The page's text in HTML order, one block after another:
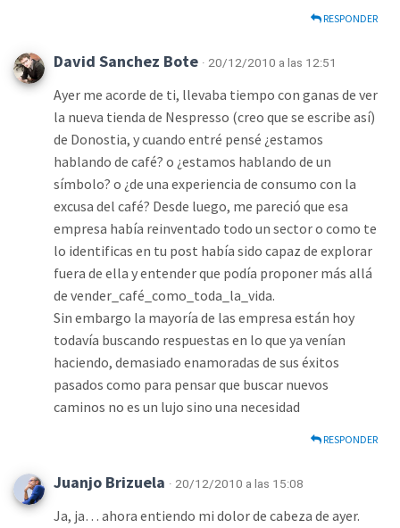
RESPONDER
David Sanchez Bote · 20/12/2010 a las 12:51
Ayer me acorde de ti, llevaba tiempo con ganas de ver
la nueva tienda de Nespresso (creo que se escribe así)
de Donostia, y cuando entré pensé ¿estamos
hablando de café? o ¿estamos hablando de un
símbolo? o ¿de una experiencia de consumo con la
excusa del café? Desde luego, me pareció que esa
empresa había reinventado todo un sector o como te
lo identificas en tu post había sido capaz de explorar
fuera de ella y entender que podía proponer más allá
de vender_café_como_toda_la_vida.
Sin embargo la mayoría de las empresa están hoy
todavía buscando respuestas en lo que ya venían
haciendo, demasiado enamoradas de sus éxitos
pasados como para pensar que buscar nuevos
caminos no es un lujo sino una necesidad
RESPONDER
Juanjo Brizuela · 20/12/2010 a las 15:08
Ja, ja… ahora entiendo mi dolor de cabeza de ayer.